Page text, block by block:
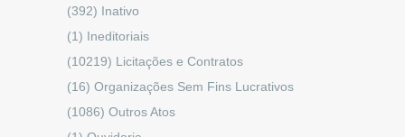
(392) Inativo
(1) Ineditoriais
(10219) Licitações e Contratos
(16) Organizações Sem Fins Lucrativos
(1086) Outros Atos